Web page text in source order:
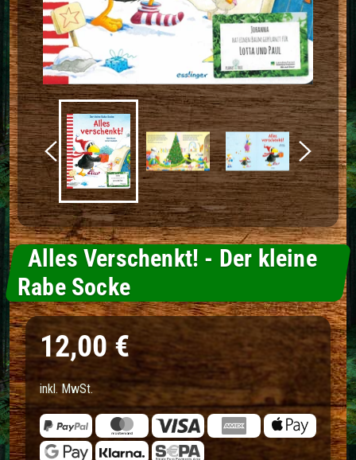
Alles Verschenkt! - Der kleine
Rabe Socke
Normaler Preis
12,00 €
inkl. MwSt.